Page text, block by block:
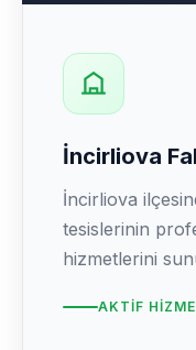
İncirliova
İncirliova
tesislerinin
hizmetlerini
AKTIF